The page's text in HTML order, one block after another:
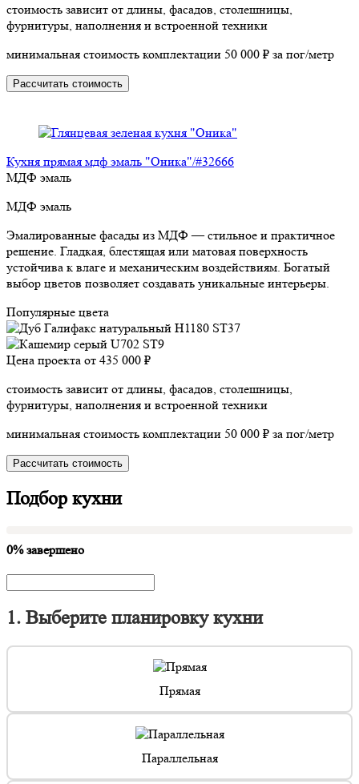
стоимость зависит от длины, фасадов, столешницы,
фурнитуры, наполнения и встроенной техники
минимальная стоимость комплектации 50 000 ₽ за пог/метр
Рассчитать стоимость
Кухня прямая мдф эмаль "Оника"/#32666
МДФ эмаль
МДФ эмаль
Эмалированные фасады из МДФ — стильное и практичное
решение. Гладкая, блестящая или матовая поверхность
устойчива к влаге и механическим воздействиям. Богатый
выбор цветов позволяет создавать уникальные интерьеры.
Популярные цвета
Цена проекта от 435 000 ₽
стоимость зависит от длины, фасадов, столешницы,
фурнитуры, наполнения и встроенной техники
минимальная стоимость комплектации 50 000 ₽ за пог/метр
Рассчитать стоимость
Подбор кухни
0% завершено
1. Выберите планировку кухни
Прямая
Параллельная